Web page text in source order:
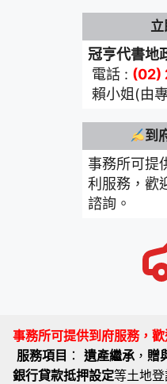
冠亨代書地
電話 : (02)
賴小姐(由
到
事務所可提
利服務，歡
諮詢。
事務所可提供到府服務，
服務項目 ： 遺產繼承 ， 贈
銀行貸款抵押設定等土地登